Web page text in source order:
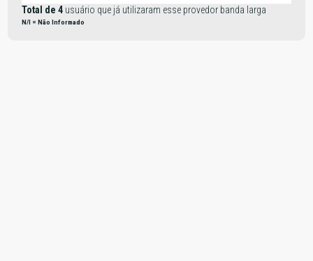
Total de 4 usuário que já utilizaram esse provedor banda larga
N/I = Não Informado